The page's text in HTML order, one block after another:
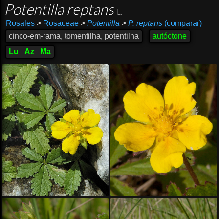
Potentilla reptans
Rosales >Rosaceae > Potentilla > P. reptans(comparar)
cinco-em-rama, tomentilha, potentilha
autóctone
Lu
Az Ma